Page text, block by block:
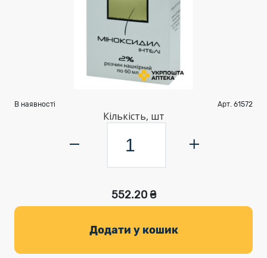
В наявності Арт. 61572
Кількість, шт
552.20 ₴
Додати у кошик